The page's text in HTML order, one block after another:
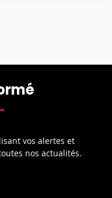
vos alertes et
nos actualités.